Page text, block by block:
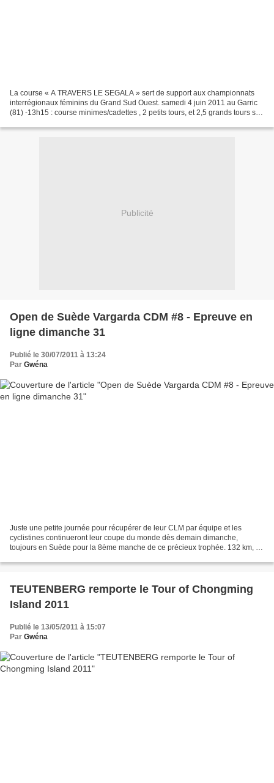
La course « A TRAVERS LE SEGALA » sert de support aux championnats
interrégionaux féminins du Grand Sud Ouest. samedi 4 juin 2011 au Garric
(81) -13h15 : course minimes/cadettes , 2 petits tours, et 2,5 grands tours soit
Publicité
Open de Suède Vargarda CDM #8 - Epreuve en
ligne dimanche 31
Publié le 30/07/2011 à 13:24
Par Gwéna
Juste une petite journée pour récupérer de leur CLM par équipe et les
cyclistines continueront leur coupe du monde dès demain dimanche,
toujours en Suède pour la 8ème manche de ce précieux trophée. 132 km, 12
TEUTENBERG remporte le Tour of Chongming
Island 2011
Publié le 13/05/2011 à 15:07
Par Gwéna